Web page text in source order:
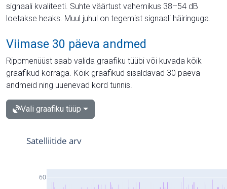
signaali kvaliteeti. Suhte väärtust vahemikus 38–54 dB
loetakse heaks. Muul juhul on tegemist signaali häiringuga.
Viimase 30 päeva andmed
Rippmenüüst saab valida graafiku tüübi või kuvada kõik
graafikud korraga. Kõik graafikud sisaldavad 30 päeva
andmeid ning uuenevad kord tunnis.
Vali graafiku tüüp
60
Satelliitide arv